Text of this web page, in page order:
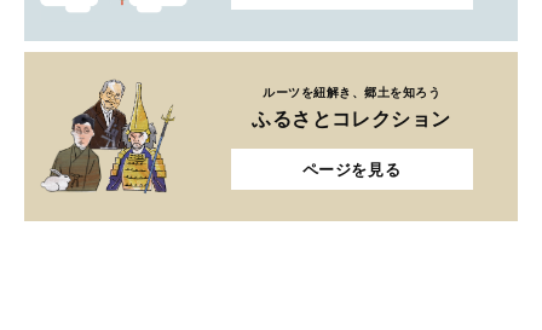
ルーツを紐解き、郷土を知ろう
ふるさとコレクション
ページを見る